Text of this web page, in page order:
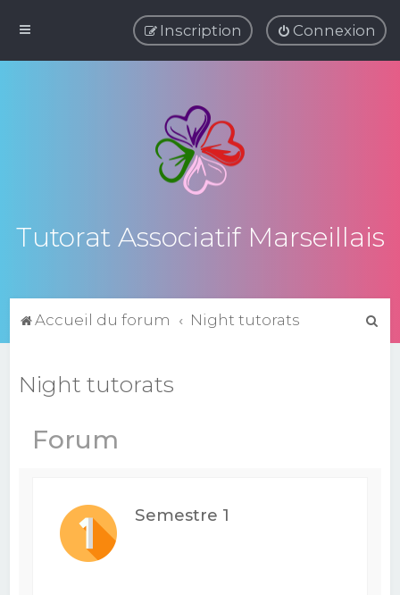
Connexion
Inscription
Tutorat Associatif Marseillais
Accueil du forum Night tutorats
Night tutorats
Forum
Semestre 1